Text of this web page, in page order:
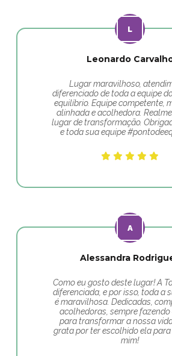
Leonardo
Lugar maravilhoso,
diferenciado de toda a equipe
equilíbrio. Equipe competente,
alinhada e acolhedora.
lugar de transformação.
e toda sua equipe
Alessandra
Como eu gosto deste lugar! A
diferenciada, e por isso, toda a
é maravilhosa. Dedicadas,
acolhedoras, sempre
para transformar a nossa
grata por ter escolhido ela para
mim!